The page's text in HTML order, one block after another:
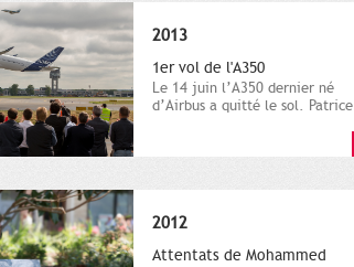
2013
1er vol de l'A350
Le 14 juin l’A350 dernier né
d’Airbus a quitté le sol. Patrice
2012
Attentats de Mohammed